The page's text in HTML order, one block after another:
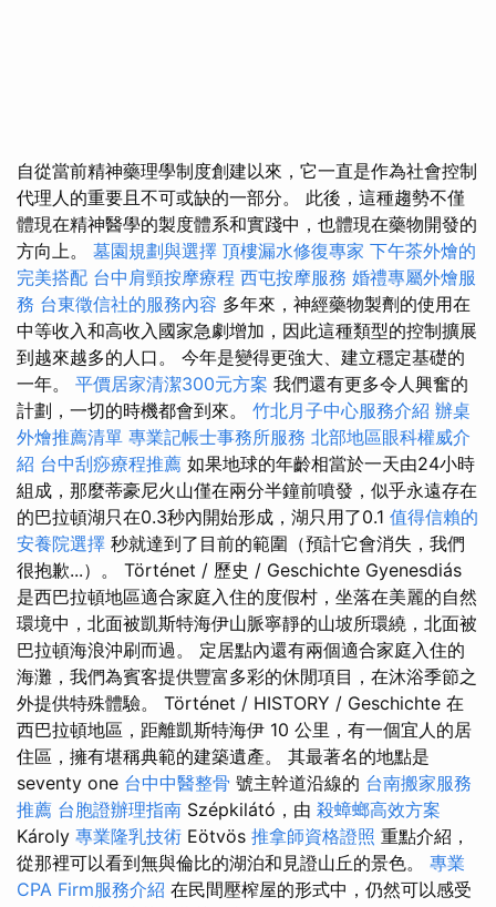
自從當前精神藥理學制度創建以來，它一直是作為社會控制
代理人的重要且不可或缺的一部分。 此後，這種趨勢不僅
體現在精神醫學的製度體系和實踐中，也體現在藥物開發的
方向上。 墓園規劃與選擇 頂樓漏水修復專家 下午茶外燴的
完美搭配 台中肩頸按摩療程 西屯按摩服務 婚禮專屬外燴服
務 台東徵信社的服務內容 多年來，神經藥物製劑的使用在
中等收入和高收入國家急劇增加，因此這種類型的控制擴展
到越來越多的人口。 今年是變得更強大、建立穩定基礎的
一年。 平價居家清潔300元方案 我們還有更多令人興奮的
計劃，一切的時機都會到來。 竹北月子中心服務介紹 辦桌
外燴推薦清單 專業記帳士事務所服務 北部地區眼科權威介
紹 台中刮痧療程推薦 如果地球的年齡相當於一天由24小時
組成，那麼蒂豪尼火山僅在兩分半鐘前噴發，似乎永遠存在
的巴拉頓湖只在0.3秒內開始形成，湖只用了0.1 值得信賴的
安養院選擇 秒就達到了目前的範圍（預計它會消失，我們
很抱歉...）。 Történet / 歷史 / Geschichte Gyenesdiás
是西巴拉頓地區適合家庭入住的度假村，坐落在美麗的自然
環境中，北面被凱斯特海伊山脈寧靜的山坡所環繞，北面被
巴拉頓海浪沖刷而過。 定居點內還有兩個適合家庭入住的
海灘，我們為賓客提供豐富多彩的休閒項目，在沐浴季節之
外提供特殊體驗。 Történet / HISTORY / Geschichte 在
西巴拉頓地區，距離凱斯特海伊 10 公里，有一個宜人的居
住區，擁有堪稱典範的建築遺產。 其最著名的地點是
seventy one 台中中醫整骨 號主幹道沿線的 台南搬家服務
推薦 台胞證辦理指南 Szépkilátó，由 殺蟑螂高效方案
Károly 專業隆乳技術 Eötvös 推拿師資格證照 重點介紹，
從那裡可以看到無與倫比的湖泊和見證山丘的景色。 專業
CPA Firm服務介紹 在民間壓榨屋的形式中，仍然可以感受